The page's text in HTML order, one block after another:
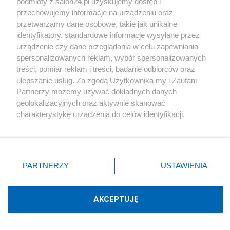
18.00 - Prezentacja studencka: Słowenia w obrazie
i słowie
19.00 - Prezentacja: Słowenia według Roberta
Makłowicza
19.30 - Program TV: "Podróże kulinarne
Makłowicza- Słowenia"
20.30 - Afterparty w rytm słoweńskiej muzyki
30 listopada (piątek)
13.15 - Wykład: Kulinarne podróże po Bałkanach -
Robert Makłowicz
przechowujemy informacje na urządzeniu oraz
przetwarzamy dane osobowe, takie jak unikalne
identyfikatory, standardowe informacje wysyłane przez
urządzenie czy dane przeglądania w celu zapewniania
spersonalizowanych reklam, wybór spersonalizowanych
treści, pomiar reklam i treści, badanie odbiorców oraz
ulepszanie usług. Za zgodą Użytkownika my i Zaufani
Partnerzy możemy używać dokładnych danych
geolokalizacyjnych oraz aktywnie skanować
charakterystykę urządzenia do celów identyfikacji.
zmienić/wycofać klikając przycisk ustawień prywatności
znajdujący się w lewym dolnym rogu strony
rodzaje przetwarzania danych nie wymagają zgody
użytkownika, ale masz prawo sprzeciwić się takiemu
PARTNERZY USTAWIENIA
AKCEPTUJĘ